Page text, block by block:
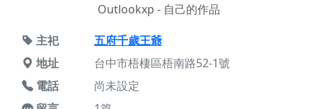
Outlookxp - 自己的作品
主祀
五府千歲王爺
地址
台中市梧棲區梧南路52-1號
電話
尚未設定